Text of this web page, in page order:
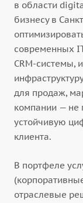
в области
бизнесу в
современных
CRM-системы,
для продаж,
компании — не
устойчивую
клиента.
В портфеле
отраслевые